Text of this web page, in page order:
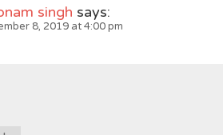
singh says:
8, 2019 at 4:00 pm